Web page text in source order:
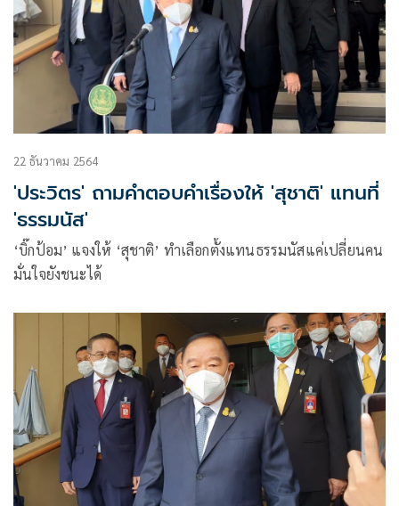
22 ธันวาคม 2564
'ประวิตร' ถามคำตอบคำเรื่องให้ 'สุชาติ' แทนที่
'ธรรมนัส'
‘บิ๊กป้อม’ แจงให้ ‘สุชาติ’ ทำเลือกตั้งแทนธรรมนัสแค่เปลี่ยนคน
มั่นใจยังชนะได้